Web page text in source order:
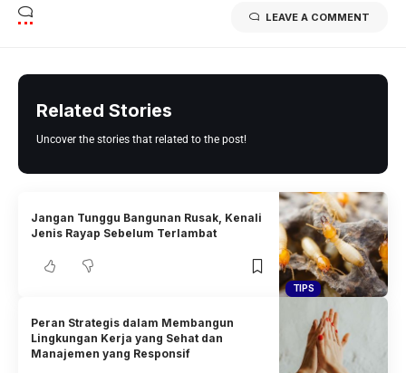
LEAVE A COMMENT
Related Stories
Uncover the stories that related to the post!
TIPS
Jangan Tunggu Bangunan Rusak, Kenali
Jenis Rayap Sebelum Terlambat
Peran Strategis dalam Membangun
Lingkungan Kerja yang Sehat dan
Manajemen yang Responsif